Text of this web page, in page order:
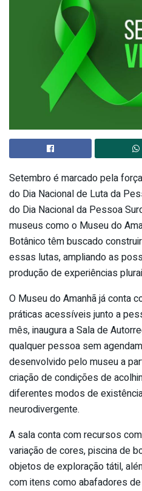
Setembro é marcado pela
do Dia Nacional de Luta da
do Dia Nacional da Pessoa
museus como o Museu do
Botânico têm buscado
essas lutas, ampliando as
produção de experiências
O Museu do Amanhã já conta
práticas acessíveis junto a
mês, inaugura a Sala de
qualquer pessoa sem
desenvolvido pelo museu a
criação de condições de
diferentes modos de
neurodivergente.
A sala conta com recursos
variação de cores, piscina de
objetos de exploração tátil,
com itens como abafadores